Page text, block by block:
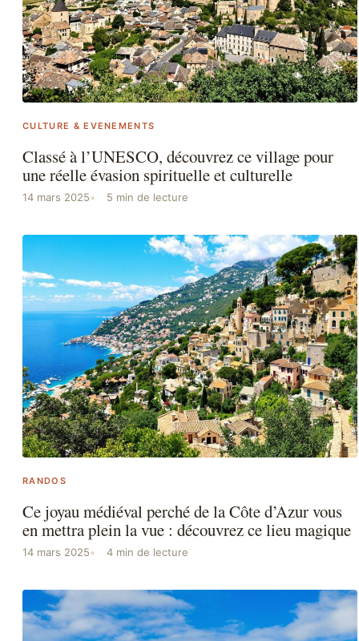
CULTURE & EVENEMENTS
Classé à l’UNESCO, découvrez ce village pour
une réelle évasion spirituelle et culturelle
14 mars 2025 5 min de lecture
RANDOS
Ce joyau médiéval perché de la Côte d’Azur vous
en mettra plein la vue : découvrez ce lieu magique
14 mars 2025 4 min de lecture